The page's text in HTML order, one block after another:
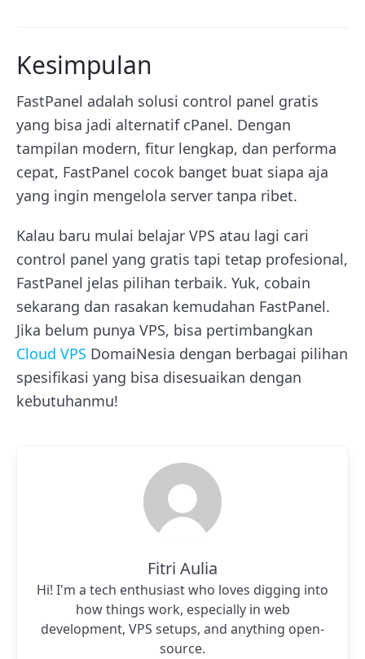
Kesimpulan
FastPanel adalah solusi control panel gratis
yang bisa jadi alternatif cPanel. Dengan
tampilan modern, fitur lengkap, dan performa
cepat, FastPanel cocok banget buat siapa aja
yang ingin mengelola server tanpa ribet.
Kalau baru mulai belajar VPS atau lagi cari
control panel yang gratis tapi tetap profesional,
FastPanel jelas pilihan terbaik. Yuk, cobain
sekarang dan rasakan kemudahan FastPanel.
Jika belum punya VPS, bisa pertimbangkan
Cloud VPS DomaiNesia dengan berbagai pilihan
spesifikasi yang bisa disesuaikan dengan
kebutuhanmu!
Fitri Aulia
Hi! I'm a tech enthusiast who loves digging into
how things work, especially in web
development, VPS setups, and anything open-
source.